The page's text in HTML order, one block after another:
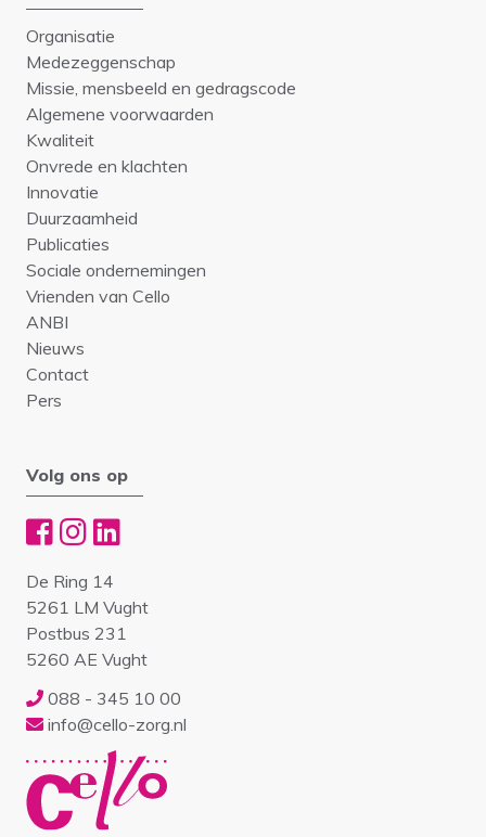
Organisatie
Medezeggenschap
Missie, mensbeeld en gedragscode
Algemene voorwaarden
Kwaliteit
Onvrede en klachten
Innovatie
Duurzaamheid
Publicaties
Sociale ondernemingen
Vrienden van Cello
ANBI
Nieuws
Contact
Pers
Volg ons op
De Ring 14
5261 LM Vught
Postbus 231
5260 AE Vught
088 - 345 10 00
info@cello-zorg.nl